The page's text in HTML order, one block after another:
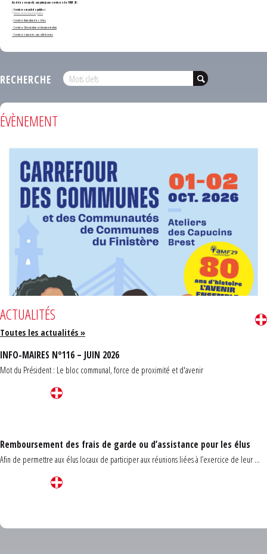
Accédez en un clic aux principaux services de l'AMF 29 :
- Services marchés publics :
*Annonces de marchés publics
-Service formation des élus
- Service Orientation et documentation
- Services ouverts aux adhérents
RECHERCHE
ÉVÈNEMENT
ACTUALITÉS
Toutes les actualités »
INFO-MAIRES N°116 – JUIN 2026
Mot du Président : Le bloc communal, force de proximité et d'avenir
Remboursement des frais de garde ou d’assistance pour les élus
Afin de permettre aux élus locaux de participer aux réunions liées à l’exercice de leur ...